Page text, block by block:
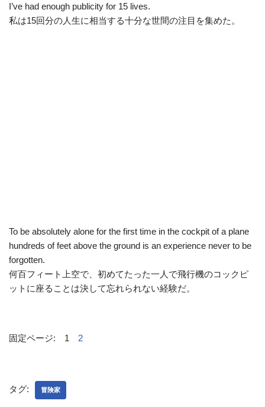
I’ve had enough publicity for 15 lives.
私は15回分の人生に相当する十分な世間の注目を集めた。
To be absolutely alone for the first time in the cockpit of a plane
hundreds of feet above the ground is an experience never to be
forgotten.
何百フィート上空で、初めてたった一人で飛行機のコックピ
ットに座ることは決して忘れられない経験だ。
固定ページ: 1 2
タグ: 冒険家